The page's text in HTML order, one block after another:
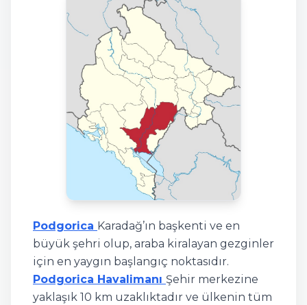
Podgorica Karadağ’ın başkenti ve en
büyük şehri olup, araba kiralayan gezginler
için en yaygın başlangıç noktasıdır.
Podgorica Havalimanı Şehir merkezine
yaklaşık 10 km uzaklıktadır ve ülkenin tüm